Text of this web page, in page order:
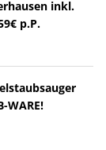
inkl.
p.P.
WARE!